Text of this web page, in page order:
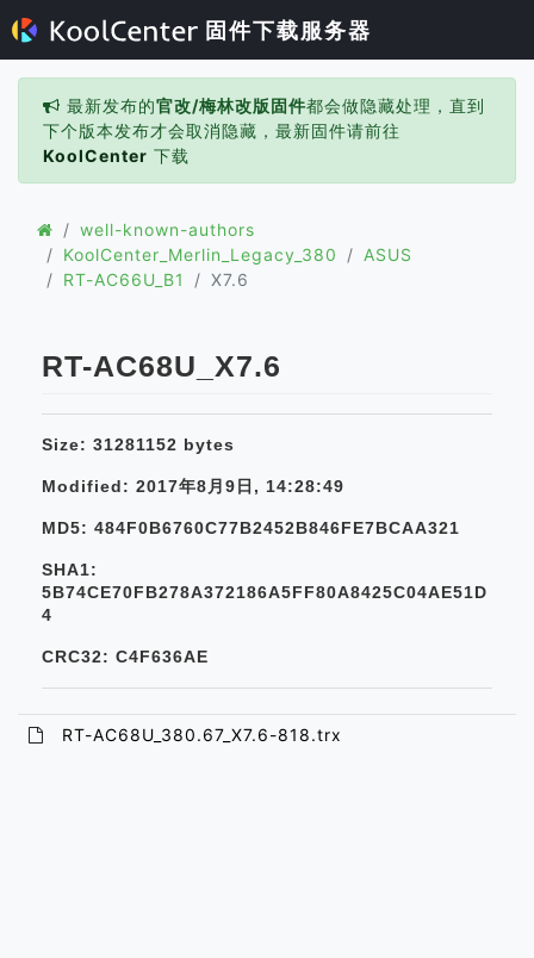
固件下载服务器
最新发布的官改/梅林改版固件都会做隐藏处理，直到
下个版本发布才会取消隐藏，最新固件请前往
KoolCenter 下载
well-known-authors
KoolCenter_Merlin_Legacy_380
ASUS
RT-AC66U_B1
X7.6
RT-AC68U_X7.6
Size: 31281152 bytes
Modified: 2017年8月9日, 14:28:49
MD5: 484F0B6760C77B2452B846FE7BCAA321
SHA1:
5B74CE70FB278A372186A5FF80A8425C04AE51D
4
CRC32: C4F636AE
RT-AC68U_380.67_X7.6-818.trx